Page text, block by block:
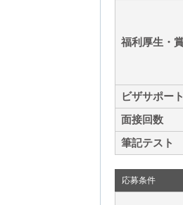
福利厚生・
ビザサポート
面接回数
筆記テスト
応募条件